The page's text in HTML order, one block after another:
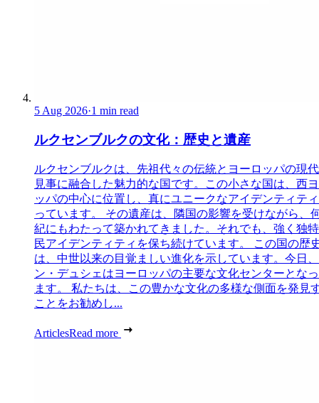
5 Aug 2026·1 min read
ルクセンブルクの文化：歴史と遺産
ルクセンブルクは、先祖代々の伝統とヨーロッパの現
見事に融合した魅力的な国です。この小さな国は、西
ッパの中心に位置し、真にユニークなアイデンティテ
っています。 その遺産は、隣国の影響を受けながら、
紀にもわたって築かれてきました。それでも、強く独
民アイデンティティを保ち続けています。 この国の歴
は、中世以来の目覚ましい進化を示しています。今日
ン・デュシェはヨーロッパの主要な文化センターとな
ます。 私たちは、この豊かな文化の多様な側面を発見
ことをお勧めし...
ArticlesRead more